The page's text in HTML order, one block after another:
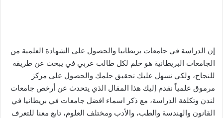
إن الدراسة في جامعات بريطانيا والحصول على الشهادة العلمية من
الجامعات البريطانية هو حلم لكل طالب عربي في يبحث عن طريقه
للنجاح، ولكي نسهل عليك تحقيق حلمك والحصول على مركز
مرموق علمياً نقدم إليك هذا المقال الذي يتحدث عن أرخص جامعات
لندن وتكلفة الدراسة، مع ذكر اسماء افضل جامعات في بريطانيا في
القانون والهندسة والطب، والأدب ومختلف العلوم، تابع معنا للتعرف